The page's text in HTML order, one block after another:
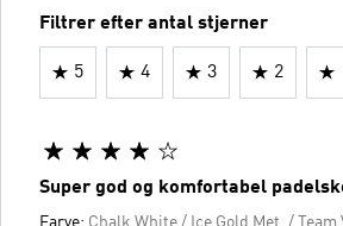
Filtrer efter antal stjerner
5 4 3 2
Super god og komfortabel
Farve: Chalk White / Ice Gold Met. / Team